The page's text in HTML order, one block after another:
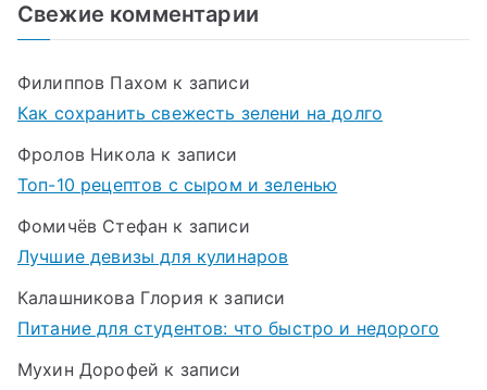
Свежие комментарии
Филиппов Пахом к записи
Как сохранить свежесть зелени на долго
Фролов Никола к записи
Топ-10 рецептов с сыром и зеленью
Фомичёв Стефан к записи
Лучшие девизы для кулинаров
Калашникова Глория к записи
Питание для студентов: что быстро и недорого
Мухин Дорофей к записи